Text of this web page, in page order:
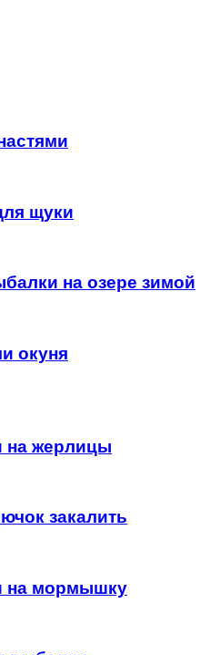
щуки
на озере зимой
окуня
на жерлицы
закалить
на мормышку